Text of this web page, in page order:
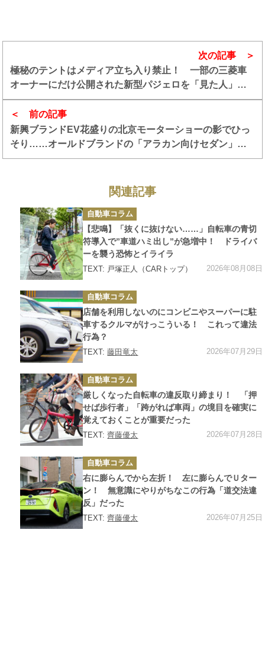
前の記事
新興ブランドEV花盛りの北京モーターショーの影でひっ
そり……オールドブランドの「アラカン向けセダン」も
また中国の自動車産業を支えていた
次の記事
極秘のテントはメディア立ち入り禁止！ 一部の三菱車
オーナーにだけ公開された新型パジェロを「見た人」に
感想を聞いた
関連記事
カ
テ
ゴ
リ
ー
自動車コラム
【悲鳴】「抜くに抜けない……」自転車の青切
符導入で”車道ハミ出し”が急増中！ ドライバ
ーを襲う恐怖とイライラ
TEXT: 戸塚正人（CARトップ） 2026年08月08日
カ
テ
ゴ
リ
ー
自動車コラム
店舗を利用しないのにコンビニやスーパーに駐
車するクルマがけっこういる！ これって違法
行為？
TEXT:藤田竜太 2026年07月29日
カ
テ
ゴ
リ
ー
自動車コラム
厳しくなった自転車の違反取り締まり！ 「押
せば歩行者」「跨がれば車両」の境目を確実に
覚えておくことが重要だった
TEXT:齊藤優太 2026年07月28日
カ
テ
ゴ
リ
ー
自動車コラム
右に膨らんでから左折！ 左に膨らんでＵター
ン！ 無意識にやりがちなこの行為「道交法違
反」だった
TEXT:齊藤優太 2026年07月25日